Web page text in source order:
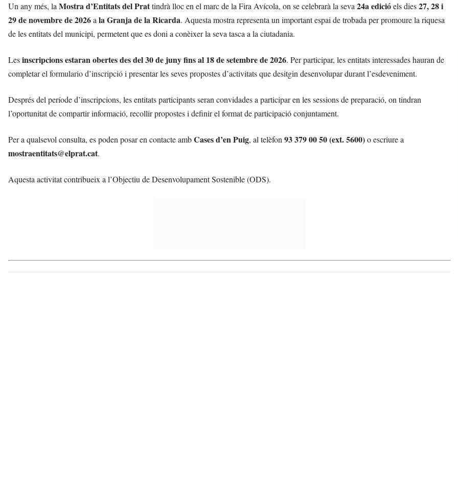
Un any més, la Mostra d’Entitats del Prattindrà lloc en el marc de la Fira Avícola, on se celebrarà la seva 24a edicióels dies27, 28 i
29 de novembre de 2026a la Granja de la Ricarda. Aquesta mostra representa un important espai de trobada per promoure la riquesa
de les entitats del municipi, permetent que es doni a conèixer la seva tasca a la ciutadania.
Lesinscripcions estaran obertes des del 30 de juny fins al 18 de setembre de 2026. Per participar, les entitats interessades hauran de
completar el formulario d’inscripciói presentar les seves propostes d’activitats que desitgin desenvolupar durant l’esdeveniment.
Després del període d’inscripcions, les entitats participants seran convidades a participar en les sessions de preparació, on tindran
l’oportunitat de compartir informació, recollir propostes i definir el format de participació conjuntament.
Per a qualsevol consulta, es poden posar en contacte ambCases d’en Puig, al telèfon 93 379 00 50 (ext. 5600)o escriure a
mostraentitats@elprat.cat.
Aquesta activitat contribueix a l’Objectiu de Desenvolupament Sostenible (ODS).